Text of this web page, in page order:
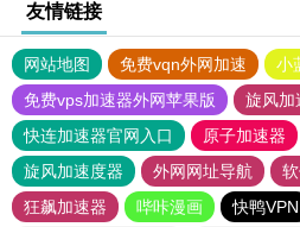
友情链接
网站地图 免费vqn外网加速
小
免费vps加速器外网苹果版
旋风加
快连加速器官网入口
原子加速器
旋风加速度器
外网网址导航
狂飙加速器
哔咔漫画 快鸭VPN